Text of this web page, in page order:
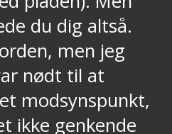
du dig altså.
men jeg
nødt til at
modsynspunkt,
ikke genkende